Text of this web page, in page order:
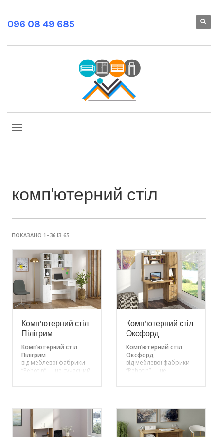
096 08 49 685
комп'ютерний стіл
ПОКАЗАНО 1–36 ІЗ 65
Комп’ютерний стіл
Пілігрим
Комп’ютерний стіл
Пілігрим
від меблевої фабрики
“Pehotin” — це сучасний,
робочому просторі.
Ідеально підійде як для
домашнього офісу, так і
для дитячої чи
Комп’ютерний стіл
Оксфорд
Комп’ютерний стіл
Оксфорд
від меблевої фабрики
“Pehotin” — це
поєднує стильний
дизайн,
функціональність і
ергономічність,